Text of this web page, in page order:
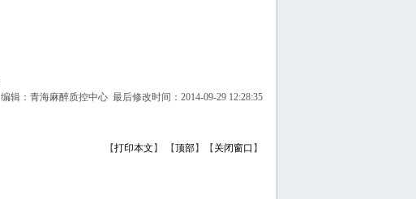
编辑：青海麻醉质控中心 最后修改时间：2014-09-29 12:28:35
【打印本文 】 【顶部】【 关闭窗口 】